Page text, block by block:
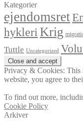
Kategorier
ejendomsret
hykleri Krig
Tuttle Uncategorized
Privacy & Cookies: This
website, you agree to
To find out more,
Cookie Policy
Arkiver